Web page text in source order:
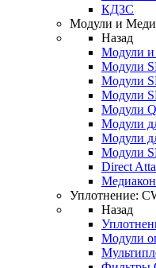
КДЗС
Модули и
Назад
Модули и
Модули
Модули
Модули
Модули
Модули
Модули
Модули
Direct
Уплотнение:
Назад
Модули